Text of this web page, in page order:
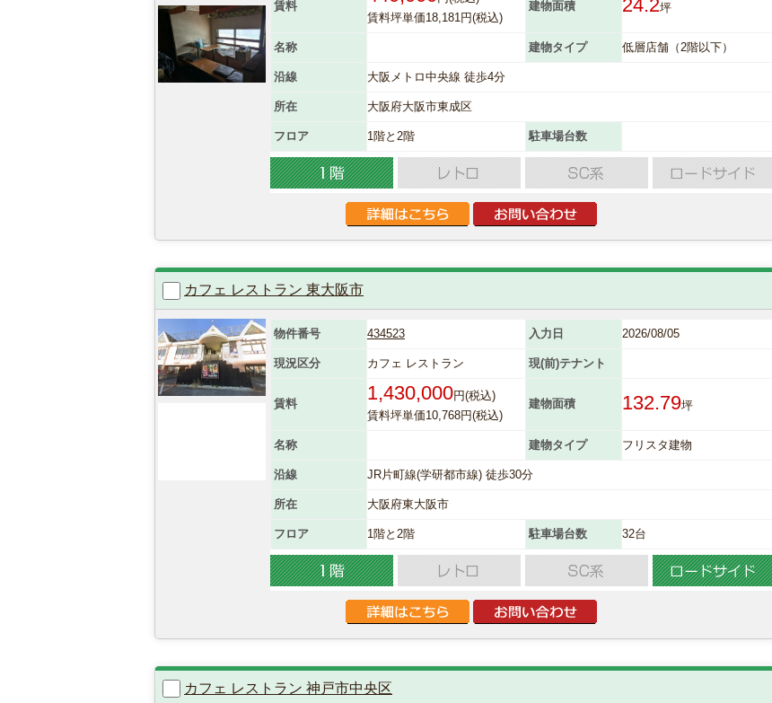
賃料
賃料坪単価18,181円(税込)
建物面積 24.2坪
名称 建物タイプ 低層店舗（2階以下）
沿線 大阪メトロ中央線 徒歩4分
所在 大阪府大阪市東成区
フロア 1階と2階 駐車場台数
カフェ レストラン 東大阪市
物件番号 434523 入力日 2026/08/05
現況区分 カフェ レストラン 現(前)テナント
賃料 1,430,000円(税込)
賃料坪単価10,768円(税込)
建物面積 132.79坪
名称 建物タイプ フリスタ建物
沿線 JR片町線(学研都市線) 徒歩30分
所在 大阪府東大阪市
フロア 1階と2階 駐車場台数 32台
カフェ レストラン 神戸市中央区